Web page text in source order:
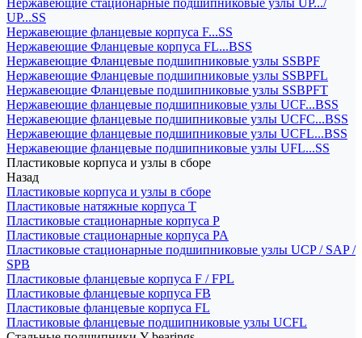
Нержавеющие стационарные подшипниковые узлы UP.../
UP...SS
Нержавеющие фланцевые корпуса F...SS
Нержавеющие Фланцевые корпуса FL...BSS
Нержавеющие Фланцевые подшипниковые узлы SSBPF
Нержавеющие Фланцевые подшипниковые узлы SSBPFL
Нержавеющие Фланцевые подшипниковые узлы SSBPFT
Нержавеющие фланцевые подшипниковые узлы UCF...BSS
Нержавеющие фланцевые подшипниковые узлы UCFC...BSS
Нержавеющие фланцевые подшипниковые узлы UCFL...BSS
Нержавеющие фланцевые подшипниковые узлы UFL...SS
Пластиковые корпуса и узлы в сборе
Назад
Пластиковые корпуса и узлы в сборе
Пластиковые натяжные корпуса T
Пластиковые стационарные корпуса P
Пластиковые стационарные корпуса PA
Пластиковые стационарные подшипниковые узлы UCP / SAP /
SPB
Пластиковые фланцевые корпуса F / FPL
Пластиковые фланцевые корпуса FB
Пластиковые фланцевые корпуса FL
Пластиковые фланцевые подшипниковые узлы UCFL